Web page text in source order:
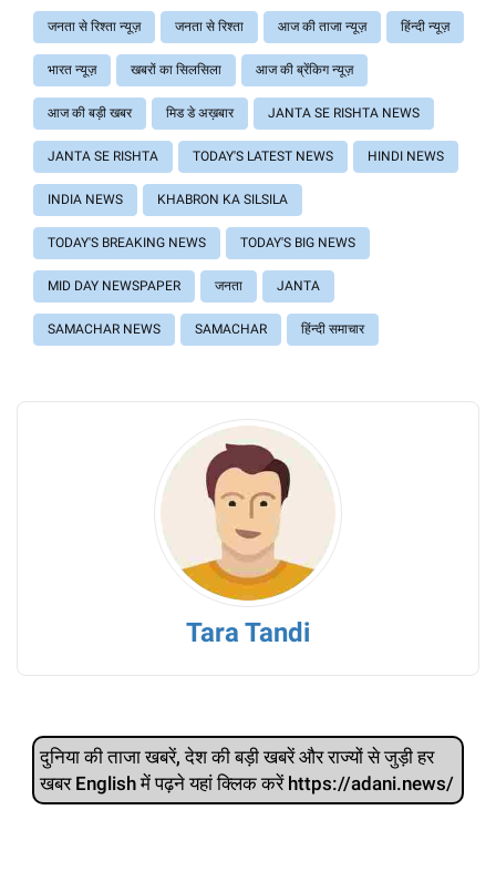
जनता से रिश्ता न्यूज़ जनता से रिश्ता आज की ताजा न्यूज़ हिंन्दी न्यूज़
भारत न्यूज़ खबरों का सिलसिला आज की ब्रेंकिग न्यूज़
आज की बड़ी खबर मिड डे अख़बार JANTA SE RISHTA NEWS
JANTA SE RISHTA TODAY'S LATEST NEWS HINDI NEWS
INDIA NEWS KHABRON KA SILSILA
TODAY'S BREAKING NEWS TODAY'S BIG NEWS
MID DAY NEWSPAPER जनता JANTA
SAMACHAR NEWS SAMACHAR हिंन्दी समाचार
Tara Tandi
दुनिया की ताजा खबरें, देश की बड़ी खबरें और राज्‍यों से जुड़ी हर
खबर English में पढ़ने यहां क्लिक करें https://adani.news/